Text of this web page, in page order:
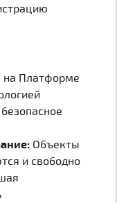
на Платформе
Объекты
и свободно